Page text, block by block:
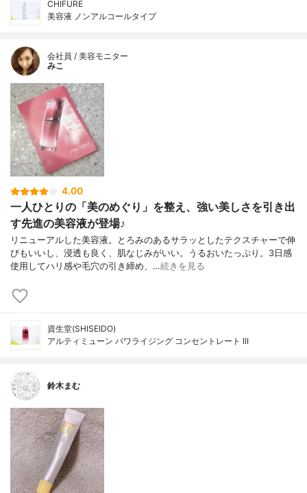
CHIFURE
美容液 ノンアルコールタイプ
会社員 / 美容モニター
みこ
4.00
一人ひとりの「美のめぐり」を整え、強い美しさを引き出
す先進の美容液が登場♪
リニューアルした美容液。とろみのあるサラッとしたテクスチャーで伸
びもいいし、浸透も良く、肌なじみがいい。うるおいたっぷり。3日感
使用してハリ感や毛穴の引き締め、…続きを見る
資生堂(SHISEIDO)
アルティミューン パワライジング コンセントレート III
鈴木まむ